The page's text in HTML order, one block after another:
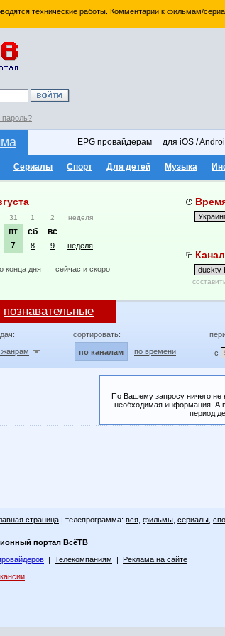
технические работы. Комментарии к фильмам/
EPG провайдерам для iOS /
Сериалы Спорт Для детей Музыка
31 1 2 неделя
пт сб вс
7 8 9 неделя
конца дня сейчас и скоро
познавательные
жанрам
сортировать:
по каналам по времени с
По Вашему запросу ничего не
необходимая информация. А
период
страница | телепрограмма: вся фильмы сериалы
портал ВсёТВ
| Телекомпаниям | Реклама на сайте